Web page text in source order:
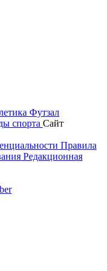
Футзал
спорта Сайт
Правила
Редакционная